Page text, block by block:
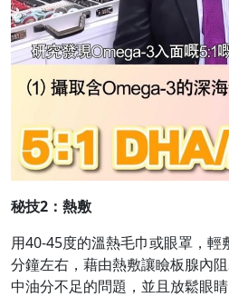
秘技2 ： 熱敷
用40-45度的溫熱毛巾或眼罩，
分鐘左右，藉由熱敷讓瞼板腺內
中油分不足的問題，並且放鬆眼睛